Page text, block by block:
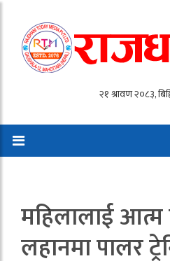
महिलालाई आत्म
लहानमा पालर